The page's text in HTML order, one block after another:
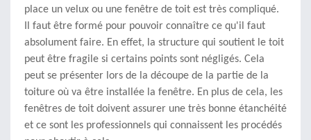
place un velux ou une fenêtre de toit est très compliqué.
Il faut être formé pour pouvoir connaître ce qu'il faut
absolument faire. En effet, la structure qui soutient le toit
peut être fragile si certains points sont négligés. Cela
peut se présenter lors de la découpe de la partie de la
toiture où va être installée la fenêtre. En plus de cela, les
fenêtres de toit doivent assurer une très bonne étanchéité
et ce sont les professionnels qui connaissent les procédés